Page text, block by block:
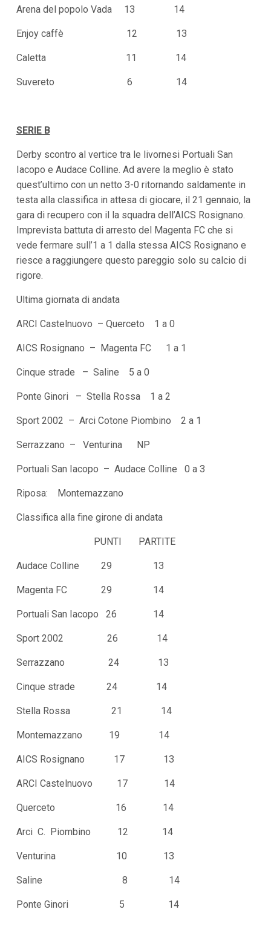
Arena del popolo Vada 13 14
Enjoy caffè 12 13
Caletta 11 14
Suvereto 6 14
SERIE B
Derby scontro al vertice tra le livornesi Portuali San
Iacopo e Audace Colline. Ad avere la meglio è stato
quest’ultimo con un netto 3-0 ritornando saldamente in
testa alla classifica in attesa di giocare, il 21 gennaio, la
gara di recupero con il la squadra dell’AICS Rosignano.
Imprevista battuta di arresto del Magenta FC che si
vede fermare sull’1 a 1 dalla stessa AICS Rosignano e
riesce a raggiungere questo pareggio solo su calcio di
rigore.
Ultima giornata di andata
ARCI Castelnuovo – Querceto 1 a 0
AICS Rosignano – Magenta FC 1 a 1
Cinque strade – Saline 5 a 0
Ponte Ginori – Stella Rossa 1 a 2
Sport 2002 – Arci Cotone Piombino 2 a 1
Serrazzano – Venturina NP
Portuali San Iacopo – Audace Colline 0 a 3
Riposa: Montemazzano
Classifica alla fine girone di andata
PUNTI PARTITE
Audace Colline 29 13
Magenta FC 29 14
Portuali San Iacopo 26 14
Sport 2002 26 14
Serrazzano 24 13
Cinque strade 24 14
Stella Rossa 21 14
Montemazzano 19 14
AICS Rosignano 17 13
ARCI Castelnuovo 17 14
Querceto 16 14
Arci C. Piombino 12 14
Venturina 10 13
Saline 8 14
Ponte Ginori 5 14